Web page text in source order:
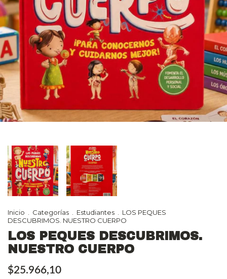
Inicio . Categorías . Estudiantes . LOS PEQUES
DESCUBRIMOS. NUESTRO CUERPO
LOS PEQUES DESCUBRIMOS.
NUESTRO CUERPO
$25.966,10